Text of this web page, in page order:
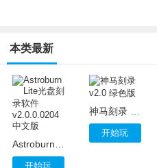
2、精简升级程序和后台组件。
3、保留Nero Express。
4、保留多国语言。
5、安装完毕直接激活，无需补丁。
6、官方MSI直接修改，稳定兼容。
本类最新
开始玩
开始玩